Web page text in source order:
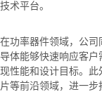
技术平台。
在功率器件领域，公司
导体能够快速响应客
现性能和设计目标。
片等前沿领域，进一步